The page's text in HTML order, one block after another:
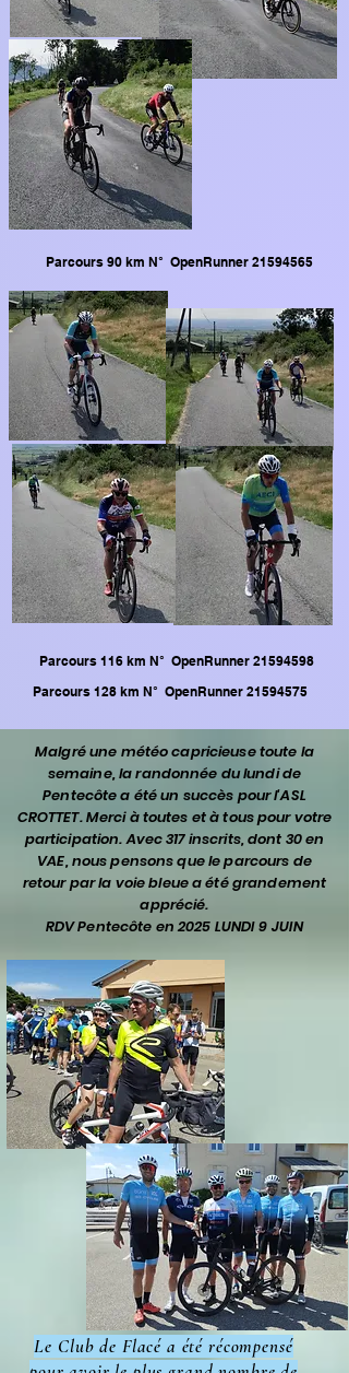
Parcours 90 km N° OpenRunner 21594565
Parcours 116 km N° OpenRunner 21594598
Parcours 128 km N° OpenRunner 21594575
Malgré une météo capricieuse toute la
semaine, la randonnée du lundi de
Pentecôte a été un succès pour l'ASL
CROTTET. Merci à toutes et à tous pour votre
participation. Avec 317 inscrits, dont 30 en
VAE, nous pensons que le parcours de
retour par la voie bleue a été grandement
apprécié.
RDV Pentecôte en 2025 LUNDI 9 JUIN
Le Club de Flacé a été récompensé